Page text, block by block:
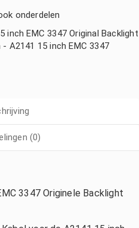
onderdelen
inch EMC 3347 Original Backlight
A2141 15 inch EMC 3347
(0)
3347 Originele Backlight
niet
te